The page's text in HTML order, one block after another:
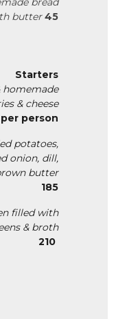
butter45
Starters
homemade
& cheese
person
potatoes,
onion, dill,
butter
185
filled with
& broth
210